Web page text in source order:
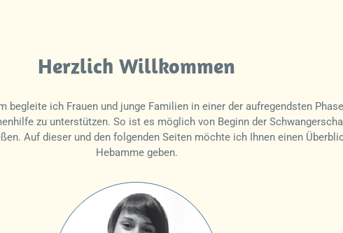
Herzlich Willkommen
begleite ich Frauen und junge Familien in einer der aufregendsten
zu unterstützen. So ist es möglich von Beginn der
Auf dieser und den folgenden Seiten möchte ich Ihnen einen
Hebamme geben.